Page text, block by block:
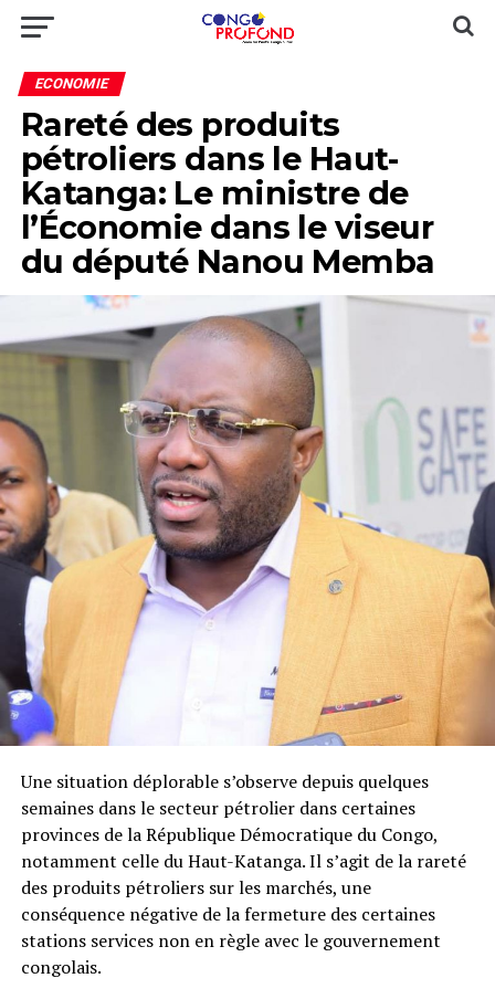
ECONOMIE
Rareté des produits
pétroliers dans le Haut-
Katanga: Le ministre de
l’Économie dans le viseur
du député Nanou Memba
Une situation déplorable s’observe depuis quelques
semaines dans le secteur pétrolier dans certaines
provinces de la République Démocratique du Congo,
notamment celle du Haut-Katanga. Il s’agit de la rareté
des produits pétroliers sur les marchés, une
conséquence négative de la fermeture des certaines
stations services non en règle avec le gouvernement
congolais.